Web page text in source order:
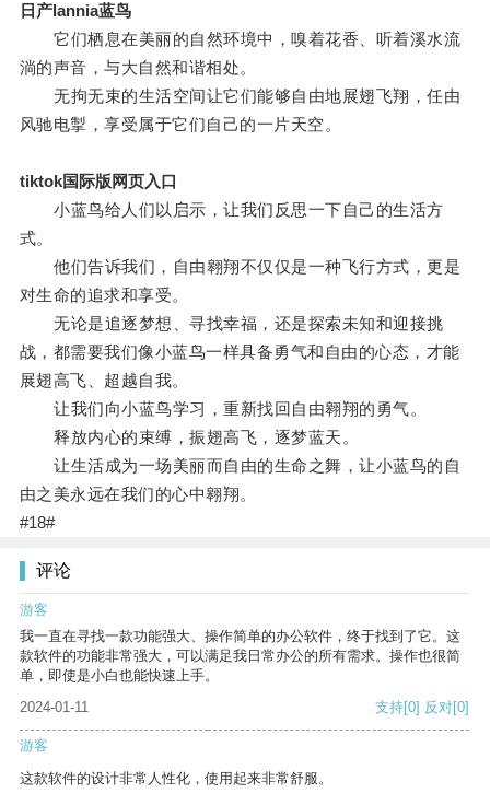
日产lannia蓝鸟
它们栖息在美丽的自然环境中，嗅着花香、听着溪水流
淌的声音，与大自然和谐相处。
无拘无束的生活空间让它们能够自由地展翅飞翔，任由
风驰电掣，享受属于它们自己的一片天空。
tiktok国际版网页入口
小蓝鸟给人们以启示，让我们反思一下自己的生活方
式。
他们告诉我们，自由翱翔不仅仅是一种飞行方式，更是
对生命的追求和享受。
无论是追逐梦想、寻找幸福，还是探索未知和迎接挑
战，都需要我们像小蓝鸟一样具备勇气和自由的心态，才能
展翅高飞、超越自我。
让我们向小蓝鸟学习，重新找回自由翱翔的勇气。
释放内心的束缚，振翅高飞，逐梦蓝天。
让生活成为一场美丽而自由的生命之舞，让小蓝鸟的自
由之美永远在我们的心中翱翔。
#18#
评论
游客
我一直在寻找一款功能强大、操作简单的办公软件，终于找到了它。这
款软件的功能非常强大，可以满足我日常办公的所有需求。操作也很简
单，即使是小白也能快速上手。
2024-01-11
支持[0] 反对[0]
游客
这款软件的设计非常人性化，使用起来非常舒服。